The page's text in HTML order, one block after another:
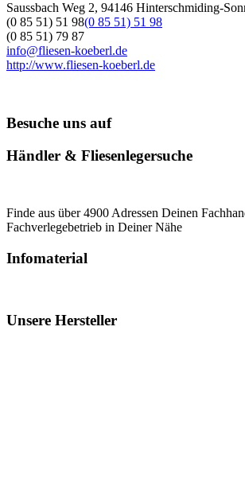
Saussbach Weg 2, 94146 Hinterschmiding-
(0 85 51) 51 98(0 85 51) 51 98
(0 85 51) 79 87
info@fliesen-koeberl.de
http://www.fliesen-koeberl.de
Besuche uns auf
Händler & Fliesenlegersuche
Finde aus über 4900 Adressen Deinen
Fachverlegebetrieb in Deiner Nähe
Infomaterial
Unsere Hersteller